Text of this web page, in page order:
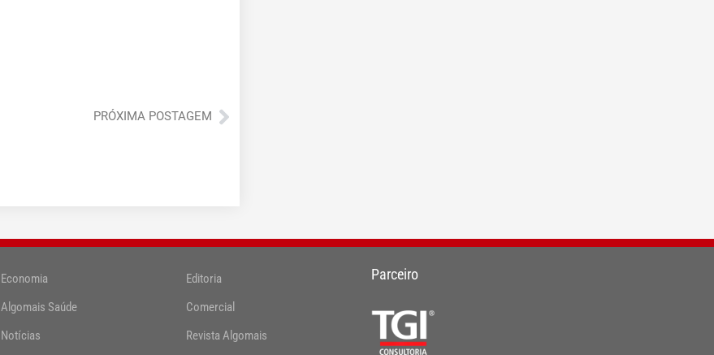
PRÓXIMA POSTAGEMPróximo
Economia
Algomais Saúde
Notícias
Editoria
Comercial
Revista Algomais
Parceiro